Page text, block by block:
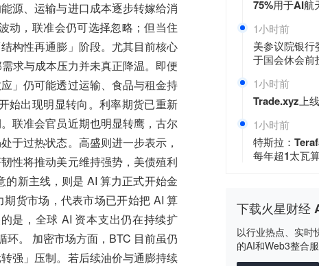
源、运输与进口成本逐步转嫁给消
动，联准会仍可选择忽略；但当住
构性再通膨」阶段。尤其目前核心
求与成本压力并未真正降温。即便
」仍可能透过运输、食品与租金持
始出现明显转向。利率期货已重新
联准会官员近期也明显转鹰，古尔
于过热状态。高盛则进一步表示，
性将推动美元维持强势，美债殖利
新主线，则是 AI 算力正式开始金
货市场，代表市场已开始把 AI 算
是，全球 AI 资本支出仍在持续扩
。 加密市场方面，BTC 目前虽仍
强」压制。若后续油价与通膨持续
75%用于AI航
1小时前
美参议院银
于国会休会前
1小时前
Trade.xyz上
1小时前
特斯拉：
每年超1太瓦
下载火星财经
以行业热点、实时
的AI和Web3整合